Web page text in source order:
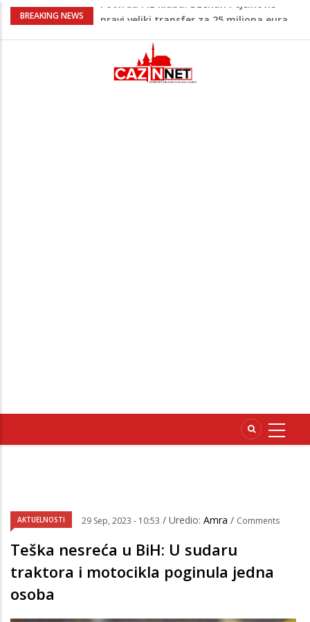
BREAKING NEWS
Psihijatrica: Ovo je greška koju većina
tinejdžerima
Ankara ograničava prolaz brodova kroz
Crno more zbog sve većih sigurnosnih
AKTUELNOSTI 29 Sep, 2023 - 10:53 / Uredio: Amra / Comments
Teška nesreća u BiH: U sudaru
traktora i motocikla poginula jedna
osoba